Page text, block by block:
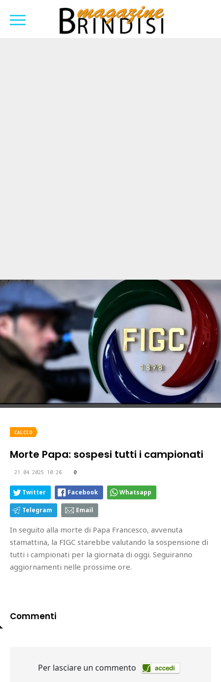
CALCIO
Morte Papa: sospesi tutti i campionati
21.04.2025 10:26 0
Twitter Facebook Whatsapp
Telegram Email
In seguito alla morte di Papa Francesco, avvenuta
stamattina, la FIGC starebbe valutando la sospensione di
tutti i campionati per la giornata di oggi. Seguiranno
aggiornamenti nelle prossime ore.
Commenti